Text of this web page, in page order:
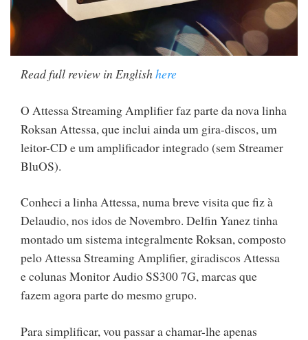
Read full review in English here
O Attessa Streaming Amplifier faz parte da nova linha
Roksan Attessa, que inclui ainda um gira-discos, um
leitor-CD e um amplificador integrado (sem Streamer
BluOS).
Conheci a linha Attessa, numa breve visita que fiz à
Delaudio, nos idos de Novembro. Delfin Yanez tinha
montado um sistema integralmente Roksan, composto
pelo Attessa Streaming Amplifier, giradiscos Attessa
e colunas Monitor Audio SS300 7G, marcas que
fazem agora parte do mesmo grupo.
Para simplificar, vou passar a chamar-lhe apenas